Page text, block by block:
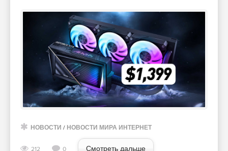
НОВОСТИ / НОВОСТИ МИРА ИНТЕРНЕТ
212 0 Смотреть дальше